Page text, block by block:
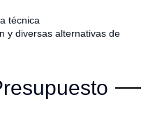
técnica
y diversas alternativas de